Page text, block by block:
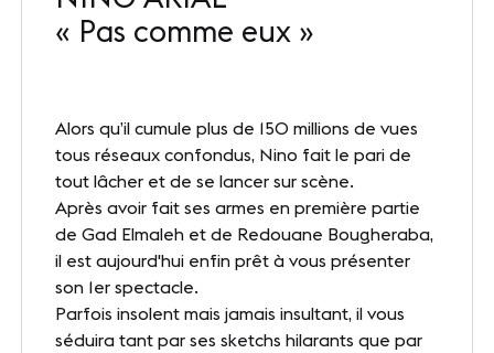
Nos sites
Nos références
Le Club
Nos Partenaires et Labels
Notre démarche RSE
« Pas comme eux »
Alors qu’il cumule plus de 150 millions de vues
tous réseaux confondus, Nino fait le pari de
tout lâcher et de se lancer sur scène.
Après avoir fait ses armes en première partie
de Gad Elmaleh et de Redouane Bougheraba,
il est aujourd'hui enfin prêt à vous présenter
son 1er spectacle.
Parfois insolent mais jamais insultant, il vous
séduira tant par ses sketchs hilarants que par